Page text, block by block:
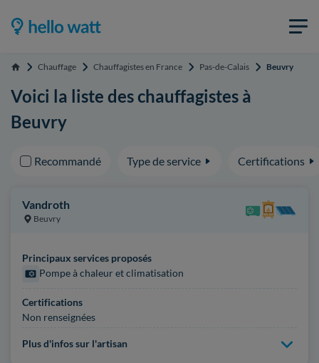
Accueil Chauffage Chauffagistes en France Pas-de-Calais Beuvry
Voici la liste des chauffagistes à
Beuvry
Recommandé Type de service Certifications
Vandroth
Beuvry
Principaux services proposés
Pompe à chaleur et climatisation
Certifications
Non renseignées
Plus d'infos sur l'artisan